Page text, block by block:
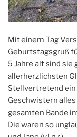
Mit einem Tag
Geburtstagsgruß
5 Jahre alt sind
allerherzlichsten
Stellvertretend ein
Geschwistern
gesamten Bande
Die waren so